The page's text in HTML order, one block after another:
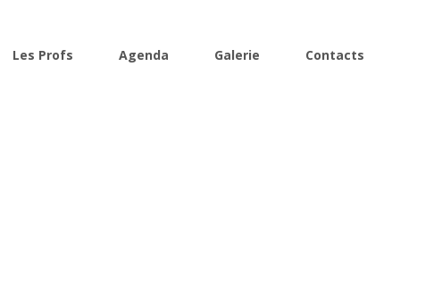
Les Profs Agenda Galerie Contacts